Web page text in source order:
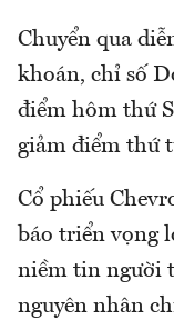
Chuyển qua
khoán, chỉ số
điểm hôm thứ
giảm điểm thứ
Cổ phiếu
báo triển vọng
niềm tin người
nguyên nhân